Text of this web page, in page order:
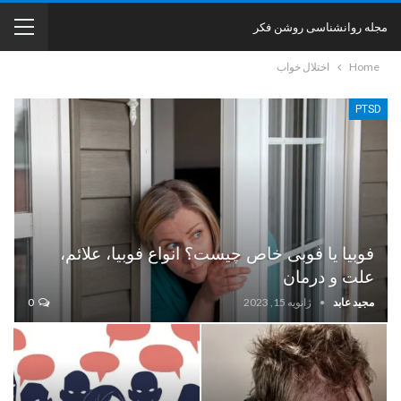
مجله روانشناسی روشن فکر
Home اختلال خواب
PTSD
فوبیا یا فوبی خاص چیست؟ انواع فوبیا، علائم،
علت و درمان
مجید عابد ژانویه 15, 2023